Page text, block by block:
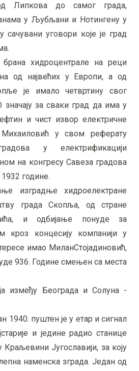
Липкова до самог града,
у Љубљани и Нотингену у
сачувани уговори које је град
брана хидроцентрале на реци
од највећих у Европи, а од
је имало четвртину свог
за сваки град да има у
и чист извор електричне
Михаиловић у свом реферату
у електрификацији
на конгресу Савеза градова
године.
изградње хидроелектране
града Скопља, од стране
и одбијање понуде за
кроз концесију компанији у
имао МиланСтојадиновић,
936. Године смењен са места
између Београда и Солуна -
1940. пуштен је у етар и сигнал
и једине радио станице
Југославији, за коју
наменска зграда. Један од